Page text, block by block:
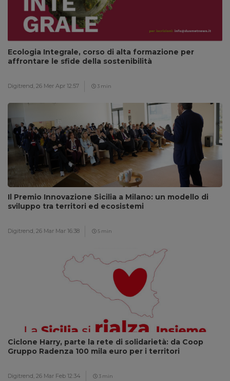
Ecologia Integrale, corso di alta formazione per
affrontare le sfide della sostenibilità
Digitrend, 26 Mer Apr 12:57 3 min
Il Premio Innovazione Sicilia a Milano: un modello di
sviluppo tra territori ed ecosistemi
Digitrend, 26 Mar Mar 16:38 5 min
Ciclone Harry, parte la rete di solidarietà: da Coop
Gruppo Radenza 100 mila euro per i territori
Digitrend, 26 Mar Feb 12:34 3 min